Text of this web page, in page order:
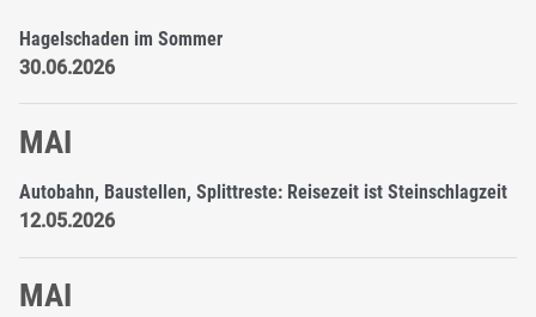
Hagelschaden im Sommer
30.06.2026
MAI
Autobahn, Baustellen, Splittreste: Reisezeit ist Steinschlagzeit
12.05.2026
MAI